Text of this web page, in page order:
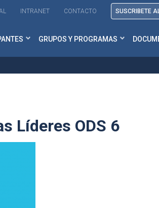
INTRANET CONTACTO SUSCRIBETE
GRUPOS Y PROGRAMAS
Líderes ODS 6